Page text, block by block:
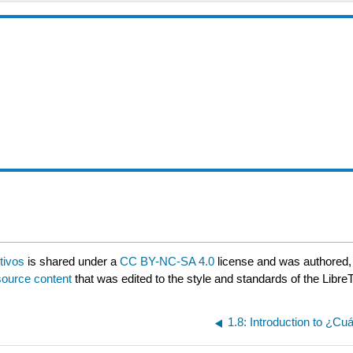
is shared under a CC BY-NC-SA 4.0 license and was
content that was edited to the style and standards of the
1.8: Introduction to